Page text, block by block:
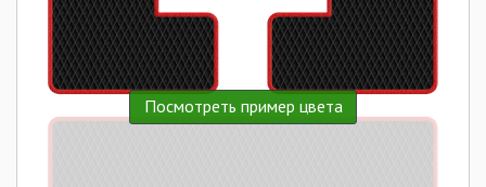
Посмотреть пример цвета